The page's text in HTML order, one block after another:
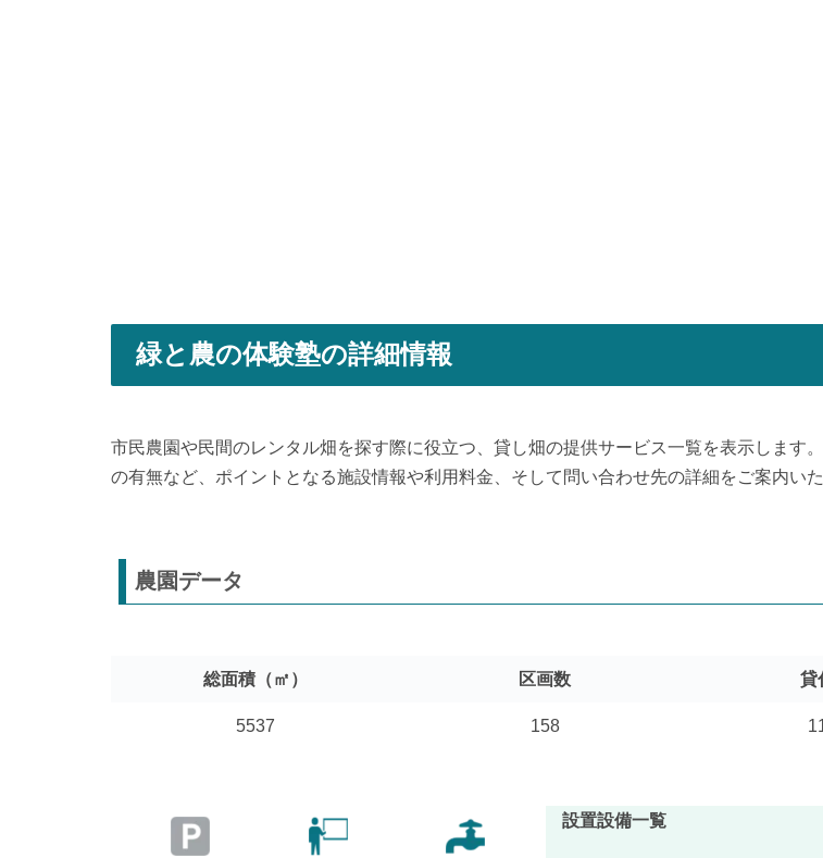
緑と農の体験塾の詳細情報
市民農園や民間のレンタル畑を探す際に役立つ、貸し畑の提供サービス一覧を表示します
の有無など、ポイントとなる施設情報や利用料金、そして問い合わせ先の詳細をご案内いた
農園データ
総面積（㎡） 区画数 貸
5537 158
設置設備一覧